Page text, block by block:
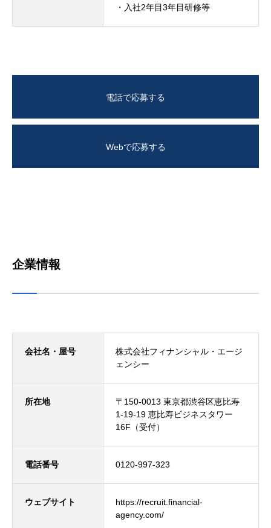
・入社2年目3年目研修等
電話で応募する
Webで応募する
企業情報
会社名・屋号
株式会社フィナンシャル・エージ
ェンシー
所在地
〒150-0013 東京都渋谷区恵比寿
1-19-19 恵比寿ビジネスタワー
16F（受付）
電話番号 0120-997-323
ウェブサイト
https://recruit.financial-
agency.com/